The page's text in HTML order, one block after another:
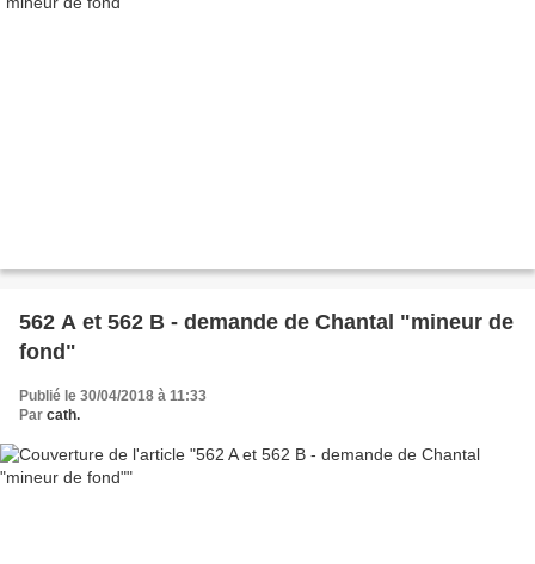
562 A et 562 B - demande de Chantal "mineur de
fond"
Publié le 30/04/2018 à 11:33
Par cath.